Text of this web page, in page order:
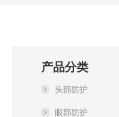
产品分类
头部防护
眼部防护